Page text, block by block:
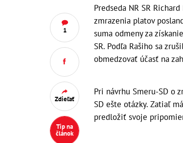
1
Zdieľať
Tip na
článok
Predseda NR SR
zmrazenia platov
suma odmeny za
SR. Podľa Rašiho sa
obmedzovať účasť na
Pri návrhu Smeru-SD o
SD ešte otázky. Zatiaľ
predložiť svoje